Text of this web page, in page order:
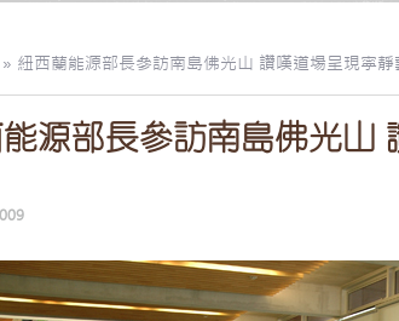
» 紐西蘭能源部長參訪南島佛光山 讚嘆道場呈現寧靜
源部長參訪南島佛光山